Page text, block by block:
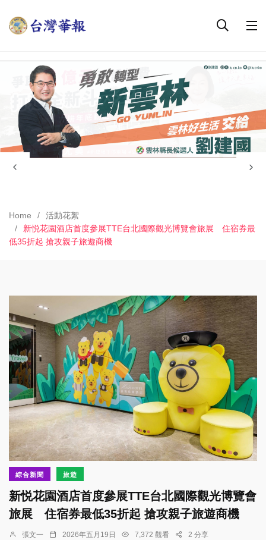
Home
活動花絮
新悦花園酒店首度參展TTE台北國際觀光博覽會旅展 住宿券最
低35折起 搶攻親子旅遊商機
綜合新聞 旅遊
新悦花園酒店首度參展TTE台北國際觀光博覽會
旅展 住宿券最低35折起 搶攻親子旅遊商機
張文一 2026年五月19日 7,372 觀看 2 分享